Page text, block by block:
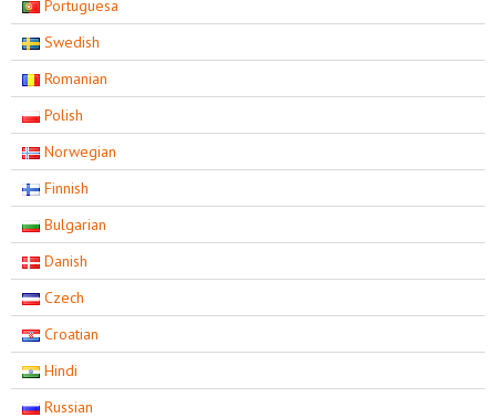
Portuguesa
Swedish
Romanian
Polish
Norwegian
Finnish
Bulgarian
Danish
Czech
Croatian
Hindi
Russian